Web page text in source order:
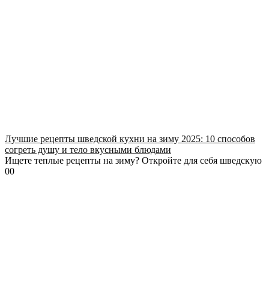
Лучшие рецепты шведской кухни на зиму 2025: 10 способов
согреть душу и тело вкусными блюдами
Ищете теплые рецепты на зиму? Откройте для себя шведскую
00